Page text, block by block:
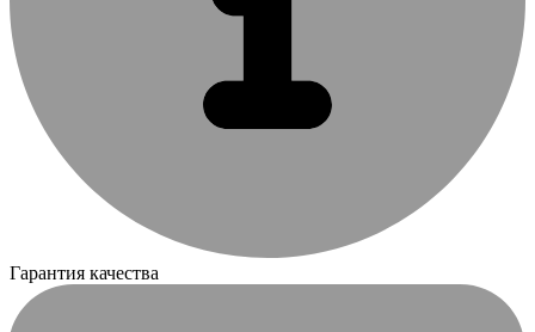
Гарантия качества